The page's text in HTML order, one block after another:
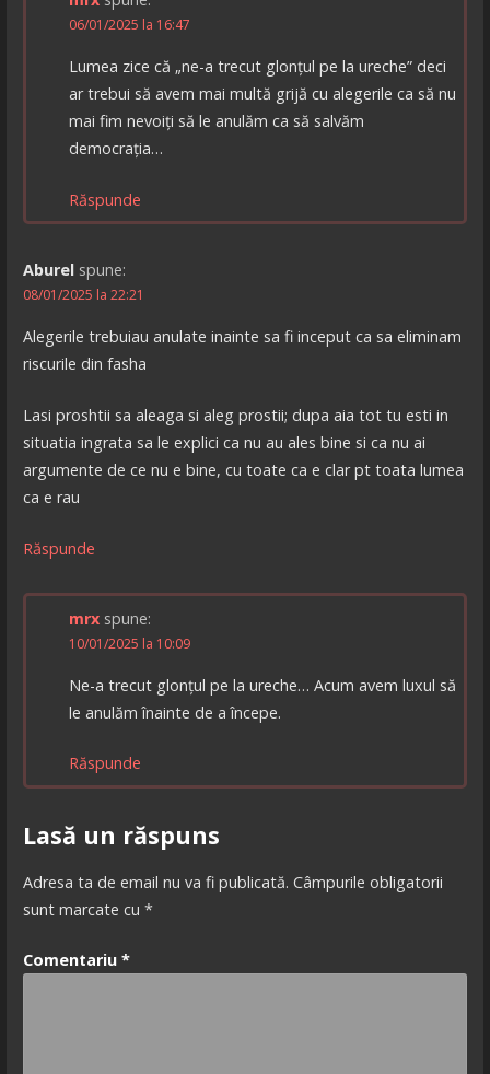
06/01/2025 la 16:47
Lumea zice că „ne-a trecut glonțul pe la ureche” deci
ar trebui să avem mai multă grijă cu alegerile ca să nu
mai fim nevoiți să le anulăm ca să salvăm
democrația…
Răspunde
Aburel spune:
08/01/2025 la 22:21
Alegerile trebuiau anulate inainte sa fi inceput ca sa eliminam
riscurile din fasha
Lasi proshtii sa aleaga si aleg prostii; dupa aia tot tu esti in
situatia ingrata sa le explici ca nu au ales bine si ca nu ai
argumente de ce nu e bine, cu toate ca e clar pt toata lumea
ca e rau
Răspunde
mrx spune:
10/01/2025 la 10:09
Ne-a trecut glonțul pe la ureche… Acum avem luxul să
le anulăm înainte de a începe.
Răspunde
Lasă un răspuns
Adresa ta de email nu va fi publicată. Câmpurile obligatorii
sunt marcate cu *
Comentariu *